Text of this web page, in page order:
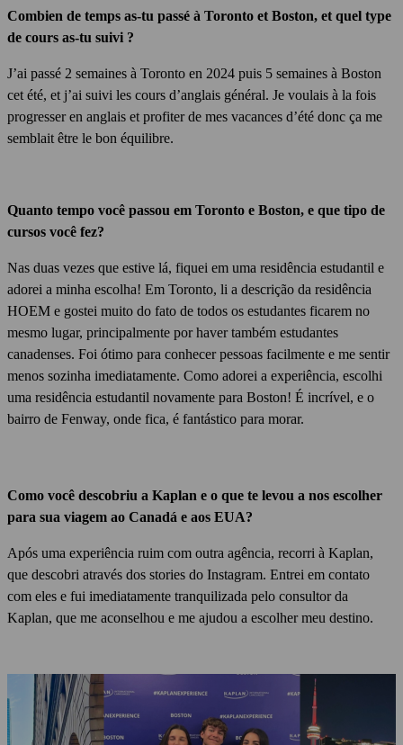
Combien de temps as-tu passé à Toronto et Boston, et quel type
de cours as-tu suivi ?
J’ai passé 2 semaines à Toronto en 2024 puis 5 semaines à Boston
cet été, et j’ai suivi les cours d’anglais général. Je voulais à la fois
progresser en anglais et profiter de mes vacances d’été donc ça me
semblait être le bon équilibre.
Quanto tempo você passou em Toronto e Boston, e que tipo de
cursos você fez?
Nas duas vezes que estive lá, fiquei em uma residência estudantil e
adorei a minha escolha! Em Toronto, li a descrição da residência
HOEM e gostei muito do fato de todos os estudantes ficarem no
mesmo lugar, principalmente por haver também estudantes
canadenses. Foi ótimo para conhecer pessoas facilmente e me sentir
menos sozinha imediatamente. Como adorei a experiência, escolhi
uma residência estudantil novamente para Boston! É incrível, e o
bairro de Fenway, onde fica, é fantástico para morar.
Como você descobriu a Kaplan e o que te levou a nos escolher
para sua viagem ao Canadá e aos EUA?
Após uma experiência ruim com outra agência, recorri à Kaplan,
que descobri através dos stories do Instagram. Entrei em contato
com eles e fui imediatamente tranquilizada pelo consultor da
Kaplan, que me aconselhou e me ajudou a escolher meu destino.